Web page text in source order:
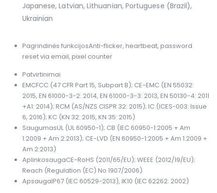
Japanese, Latvian, Lithuanian, Portuguese (Brazil),
Ukrainian
Pagrindinės funkcijosAnti-flicker, heartbeat, password
reset via email, pixel counter
Patvirtinimai
EMCFCC (47 CFR Part 15, Subpart B); CE-EMC (EN 55032:
2015, EN 61000-3-2: 2014, EN 61000-3-3: 2013, EN 50130-4: 2011
+A1: 2014); RCM (AS/NZS CISPR 32: 2015); IC (ICES-003: Issue
6, 2016); KC (KN 32: 2015, KN 35: 2015)
SaugumasUL (UL 60950-1); CB (IEC 60950-1:2005 + Am
1:2009 + Am 2:2013); CE-LVD (EN 60950-1:2005 + Am 1:2009 +
Am 2:2013)
AplinkosaugaCE-RoHS (2011/65/EU); WEEE (2012/19/EU);
Reach (Regulation (EC) No 1907/2006)
ApsaugaIP67 (IEC 60529-2013), IK10 (IEC 62262: 2002)